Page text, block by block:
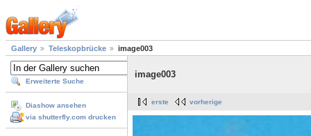
Gallery Teleskopbrücke image003
Erweiterte Suche
Diashow ansehen
via shutterfly.com drucken
image003
erste vorherige